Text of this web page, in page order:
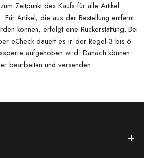
Zeitpunkt des Kaufs für alle Artikel
Für Artikel, die aus der Bestellung entfernt
können, erfolgt eine Rückerstattung. Bei
eCheck dauert es in der Regel 3 bis 6
aufgehoben wird. Danach können
bearbeiten und versenden.